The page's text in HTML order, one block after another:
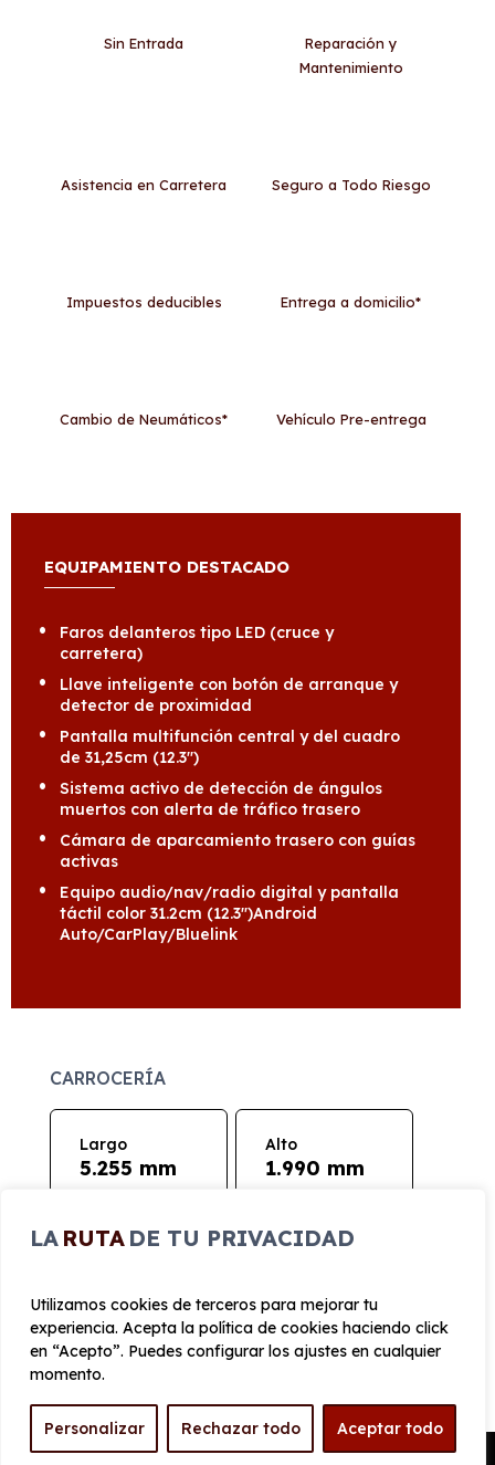
LA RUTA DE TU PRIVACIDAD
Utilizamos cookies de terceros para mejorar tu
experiencia. Acepta la política de cookies haciendo click
en “Acepto”. Puedes configurar los ajustes en cualquier
momento.
Personalizar Rechazar todo Aceptar todo
Sin Entrada
Reparación y
Mantenimiento
Asistencia en Carretera Seguro a Todo Riesgo
Impuestos deducibles Entrega a domicilio*
Cambio de Neumáticos* Vehículo Pre-entrega
EQUIPAMIENTO DESTACADO
Faros delanteros tipo LED (cruce y
carretera)
Llave inteligente con botón de arranque y
detector de proximidad
Pantalla multifunción central y del cuadro
de 31,25cm (12.3")
Sistema activo de detección de ángulos
muertos con alerta de tráfico trasero
Cámara de aparcamiento trasero con guías
activas
Equipo audio/nav/radio digital y pantalla
táctil color 31.2cm (12.3")Android
Auto/CarPlay/Bluelink
CARROCERÍA
Largo
5.255 mm
Alto
1.990 mm
Ancho Maletero
PRESTACIONES
Velocidad
máxima
167 km/h 1.598 cc
Pedir Presupuesto